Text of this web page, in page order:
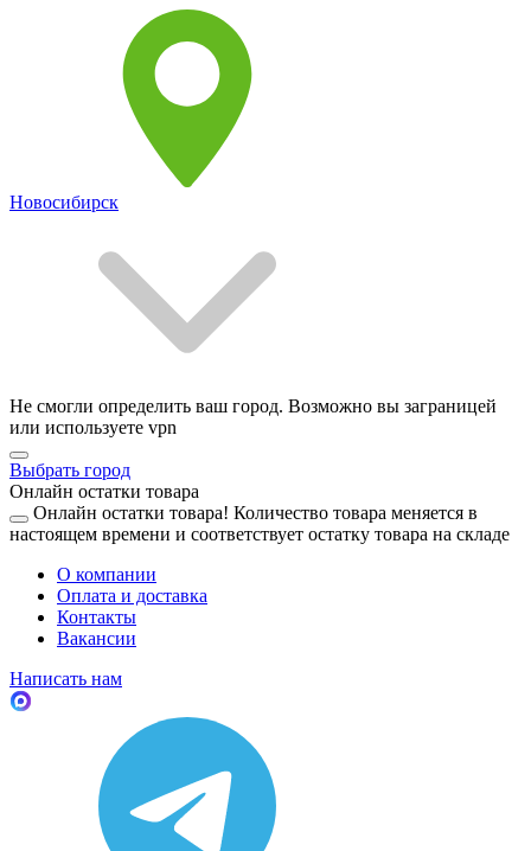
Новосибирск
Не смогли определить ваш город. Возможно вы заграницей
или используете vpn
Выбрать город
Онлайн остатки товара
Онлайн остатки товара! Количество товара меняется в
настоящем времени и соответствует остатку товара на складе
О компании
Оплата и доставка
Контакты
Вакансии
Написать нам